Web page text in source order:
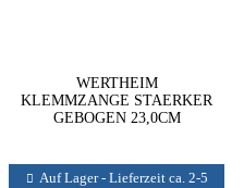
WERTHEIM
KLEMMZANGE STAERKER
GEBOGEN 23,0CM
Auf Lager - Lieferzeit ca. 2-5